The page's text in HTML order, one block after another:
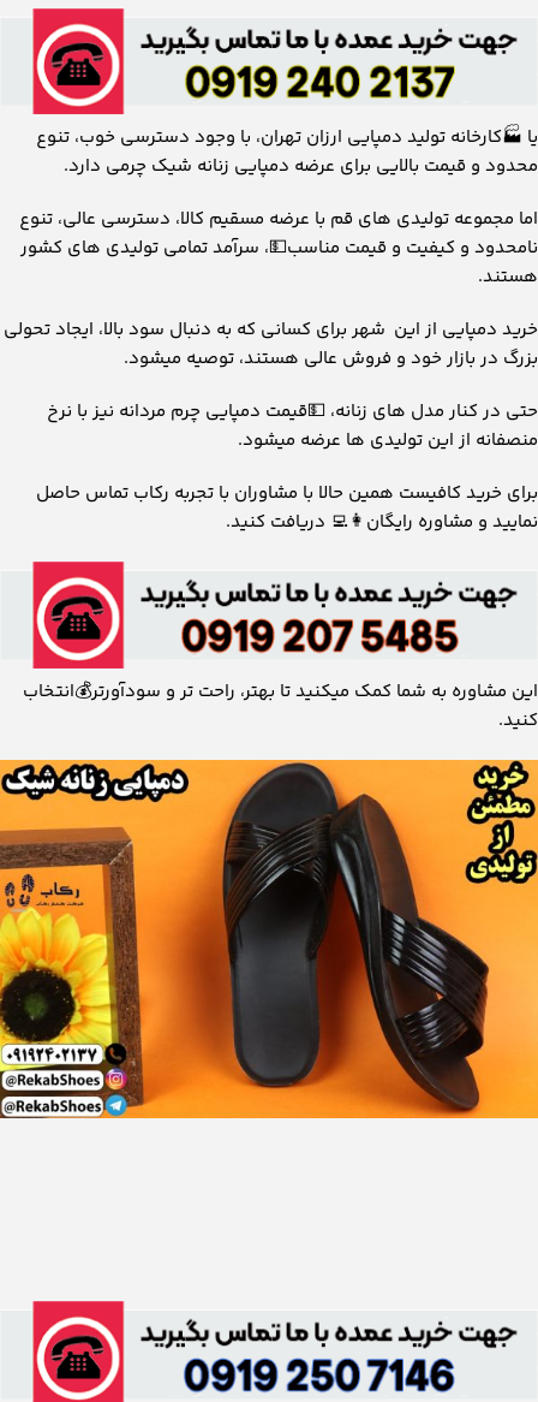
یا 🏭کارخانه تولید دمپایی ارزان تهران، با وجود دسترسی خوب، تنوع
محدود و قیمت بالایی برای عرضه دمپایی زنانه شیک چرمی دارد.
اما مجموعه تولیدی های قم با عرضه مسقیم کالا، دسترسی عالی، تنوع
نامحدود و کیفیت و قیمت مناسب💵، سرآمد تمامی تولیدی های کشور
هستند.
خرید دمپایی از این شهر برای کسانی که به دنبال سود بالا، ایجاد تحولی
بزرگ در بازار خود و فروش عالی هستند، توصیه میشود.
حتی در کنار مدل های زنانه، 💵قیمت دمپایی چرم مردانه نیز با نرخ
منصفانه از این تولیدی ها عرضه میشود.
برای خرید کافیست همین حالا با مشاوران با تجربه رکاب تماس حاصل
نمایید و مشاوره رایگان👩‍💻 دریافت کنید.
این مشاوره به شما کمک میکنید تا بهتر، راحت تر و سودآورتر💰انتخاب
کنید.